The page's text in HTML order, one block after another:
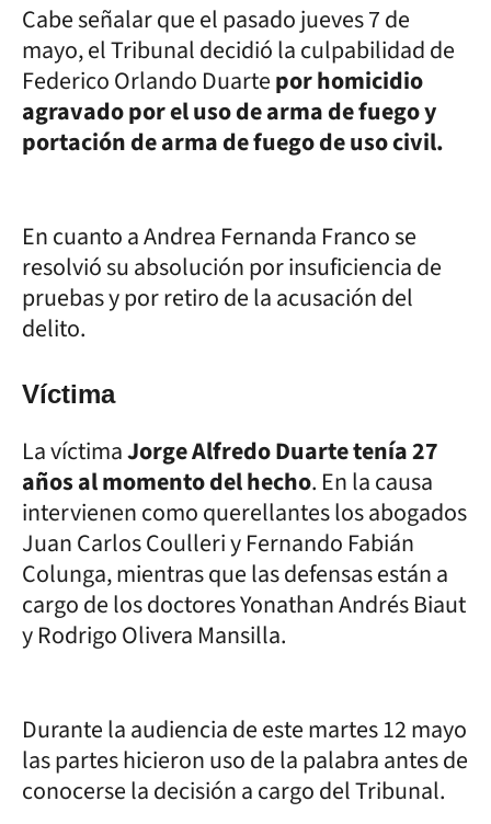
Cabe señalar que el pasado jueves 7 de
mayo, el Tribunal decidió la culpabilidad de
Federico Orlando Duartepor homicidio
agravado por el uso de arma de fuego y
portación de arma de fuego de uso civil.
En cuanto a Andrea Fernanda Franco se
resolvió su absolución por insuficiencia de
pruebas y por retiro de la acusación del
delito.
Víctima
La víctimaJorge Alfredo Duarte tenía 27
años al momento del hecho. En la causa
intervienen como querellantes los abogados
Juan Carlos Coulleri y Fernando Fabián
Colunga, mientras que las defensas están a
cargo de los doctores Yonathan Andrés Biaut
y Rodrigo Olivera Mansilla.
Durante la audiencia de este martes 12 mayo
las partes hicieron uso de la palabra antes de
conocerse la decisión a cargo del Tribunal.